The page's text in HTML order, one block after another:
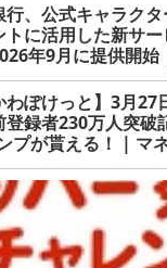
行、公式キャラク
トに活用した新サ
年9月に提供開
わぽけっと】3月
登録者230万人突破
プが貰える！ | マ